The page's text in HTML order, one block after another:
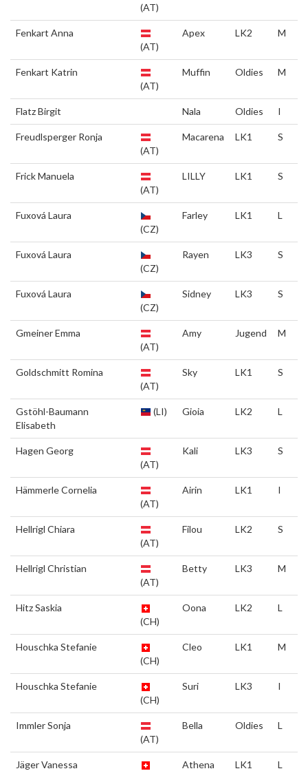
(AT)
Fenkart Anna
(AT)
Apex LK2 M
Fenkart Katrin
(AT)
Muffin Oldies M
Flatz Birgit Nala Oldies I
Freudlsperger Ronja
(AT)
Macarena LK1 S
Frick Manuela
(AT)
LILLY LK1 S
Fuxová Laura
(CZ)
Farley LK1 L
Fuxová Laura
(CZ)
Rayen LK3 S
Fuxová Laura
(CZ)
Sidney LK3 S
Gmeiner Emma
(AT)
Amy Jugend M
Goldschmitt Romina
(AT)
Sky LK1 S
Gstöhl-Baumann
Elisabeth
(LI) Gioia LK2 L
Hagen Georg
(AT)
Kali LK3 S
Hämmerle Cornelia
(AT)
Airin LK1 I
Hellrigl Chiara
(AT)
Filou LK2 S
Hellrigl Christian
(AT)
Betty LK3 M
Hitz Saskia
(CH)
Oona LK2 L
Houschka Stefanie
(CH)
Cleo LK1 M
Houschka Stefanie
(CH)
Suri LK3 I
Immler Sonja
(AT)
Bella Oldies L
Jäger Vanessa
Athena LK1 L